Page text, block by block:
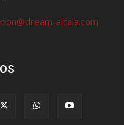
alcala.com